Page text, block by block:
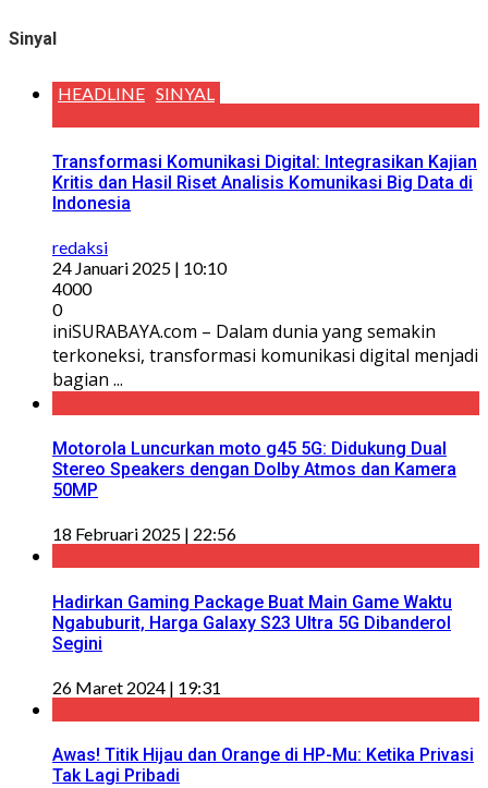
Sinyal
HEADLINE SINYAL
Transformasi Komunikasi Digital: Integrasikan Kajian
Kritis dan Hasil Riset Analisis Komunikasi Big Data di
Indonesia
redaksi
24 Januari 2025 | 10:10
4000
0
iniSURABAYA.com – Dalam dunia yang semakin
terkoneksi, transformasi komunikasi digital menjadi
bagian ...
Motorola Luncurkan moto g45 5G: Didukung Dual
Stereo Speakers dengan Dolby Atmos dan Kamera
50MP
18 Februari 2025 | 22:56
Hadirkan Gaming Package Buat Main Game Waktu
Ngabuburit, Harga Galaxy S23 Ultra 5G Dibanderol
Segini
26 Maret 2024 | 19:31
Awas! Titik Hijau dan Orange di HP-Mu: Ketika Privasi
Tak Lagi Pribadi